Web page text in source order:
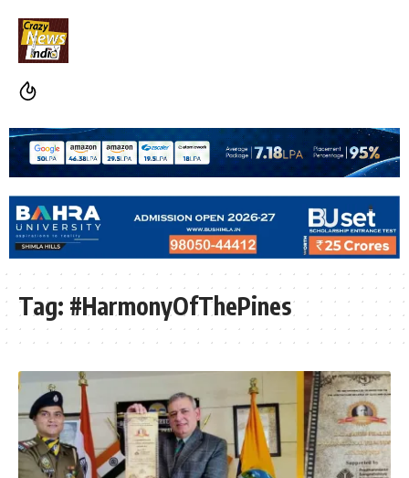
Tag: #HarmonyOfThePines